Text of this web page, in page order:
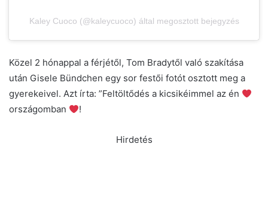
Kaley Cuoco (@kaleycuoco) által megosztott bejegyzés
Közel 2 hónappal a férjétől, Tom Bradytől való szakítása
után Gisele Bündchen egy sor festői fotót osztott meg a
gyerekeivel. Azt írta: ”Feltöltődés a kicsikéimmel az én
országomban
!
Hirdetés